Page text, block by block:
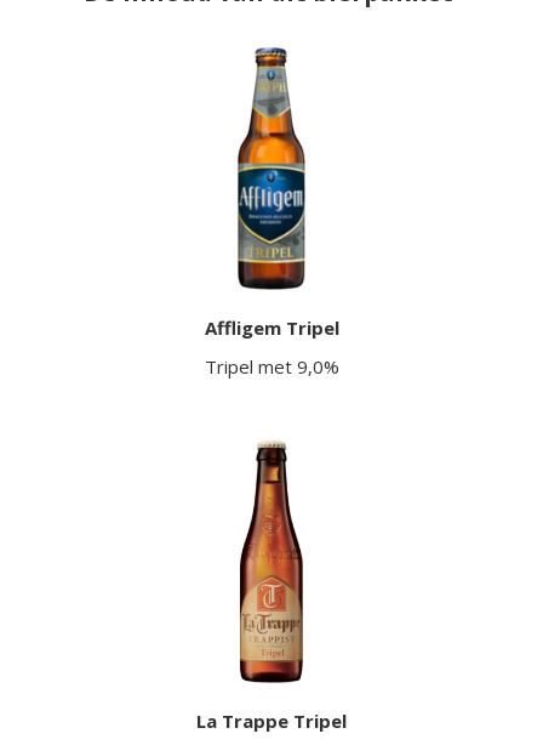
Affligem Tripel
Tripel met 9,0%
La Trappe Tripel